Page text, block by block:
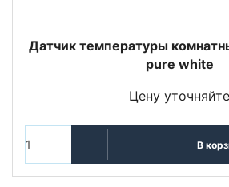
Датчик температуры
pure white
Цену уточняйте
В